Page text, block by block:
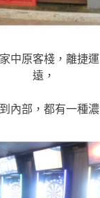
中原客棧，離捷
遠，
內部，都有一種